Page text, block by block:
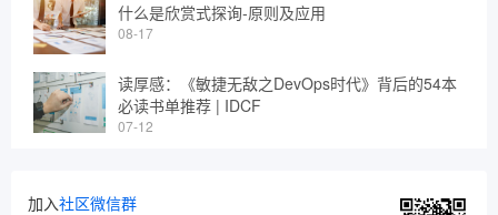
什么是欣赏式探询-原则及应用
08-17
读厚感：《敏捷无敌之DevOps时代》背后的54本
必读书单推荐 | IDCF
07-12
加入社区微信群